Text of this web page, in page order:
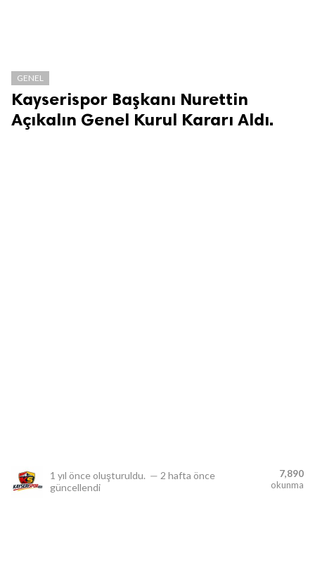
GENEL
Kayserispor Başkanı Nurettin
Açıkalın Genel Kurul Kararı Aldı.
1 yıl önce oluşturuldu. — 2 hafta önce
güncellendi
7,890
okunma